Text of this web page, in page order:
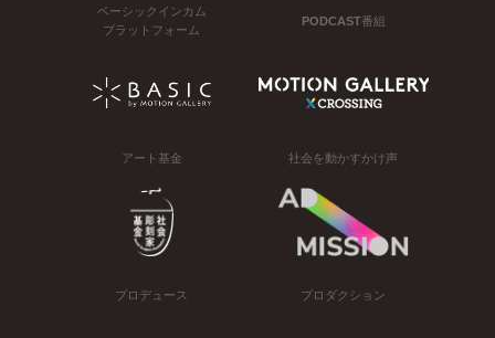
ベーシックインカム
プラットフォーム
PODCAST番組
アート基金 社会を動かすかけ声
プロデュース プロダクション